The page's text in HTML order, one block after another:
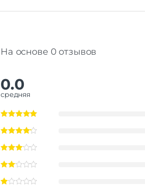
На основе 0 отзывов
0.0
средняя